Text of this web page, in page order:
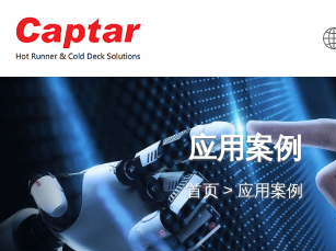
应用案例
首页> 应用案例